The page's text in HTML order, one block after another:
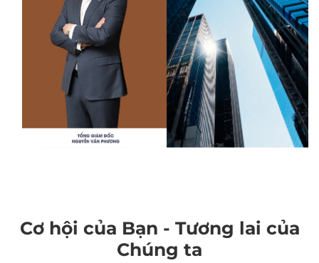
Cơ hội của Bạn - Tương lai của
Chúng ta